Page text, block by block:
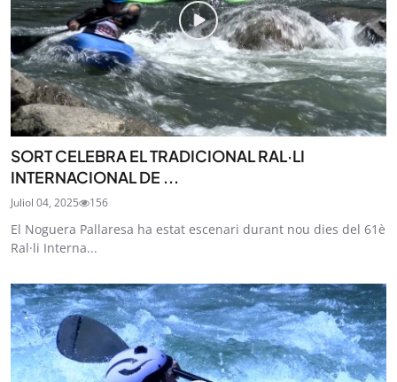
SORT CELEBRA EL TRADICIONAL RAL·LI
INTERNACIONAL DE ...
Juliol 04, 2025 156
El Noguera Pallaresa ha estat escenari durant nou dies del 61è
Ral·li Interna...